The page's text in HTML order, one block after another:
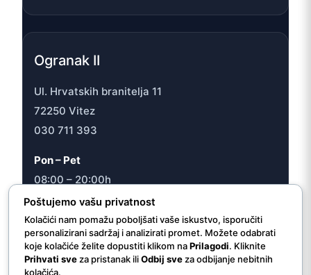
Ogranak II
Ul. Hrvatskih branitelja 11
72250 Vitez
030 711 393
Pon – Pet
08:00 – 20:00h
Sub
08:00 – 16:30h
Poštujemo vašu privatnost
Kolačići nam pomažu poboljšati vaše iskustvo, isporučiti
personalizirani sadržaj i analizirati promet. Možete odabrati
koje kolačiće želite dopustiti klikom naPrilagodi. Kliknite
Prihvati sveza pristanak iliOdbij sveza odbijanje nebitnih
kolačića.